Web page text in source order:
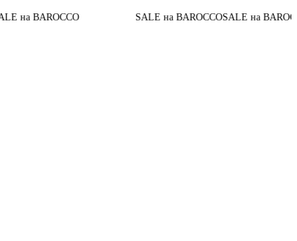
SALE на BAROCCOSALE на BAROCCOДо конца акции